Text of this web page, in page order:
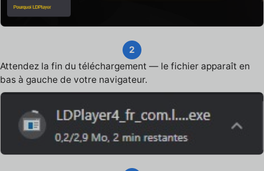
2
Attendez la fin du téléchargement — le fichier apparaît en
bas à gauche de votre navigateur.